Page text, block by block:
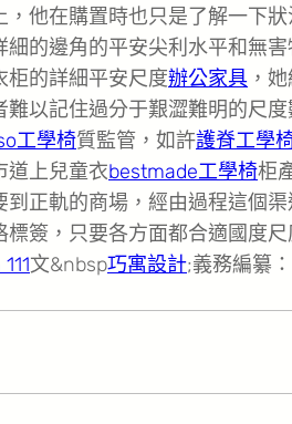
他在購置時也只是了解一下狀
的邊角的平安尖利水平和無
柜的詳細平安尺度辦公家具 ，
以記住過分于艱澀難明的尺度
工學椅質監管，如許護脊工學
道上兒童衣bestmade工學椅柜
正軌的商場，經由過程這個
簽，只要各方面都合適國度尺
文&nbsp巧寓設計;義務編纂